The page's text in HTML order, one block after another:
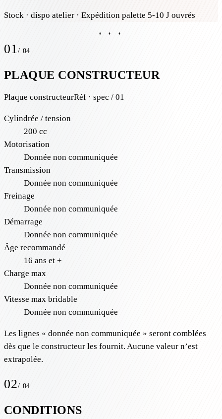
Stock · dispo atelier · Expédition palette 5-10 J ouvrés
* * *
01/ 04
PLAQUE CONSTRUCTEUR
Plaque constructeurRéf · spec / 01
Cylindrée / tension
200 cc
Motorisation
Donnée non communiquée
Transmission
Donnée non communiquée
Freinage
Donnée non communiquée
Démarrage
Donnée non communiquée
Âge recommandé
16 ans et +
Charge max
Donnée non communiquée
Vitesse max bridable
Donnée non communiquée
Les lignes « donnée non communiquée » seront comblées
dès que le constructeur les fournit. Aucune valeur n’est
extrapolée.
02/ 04
CONDITIONS